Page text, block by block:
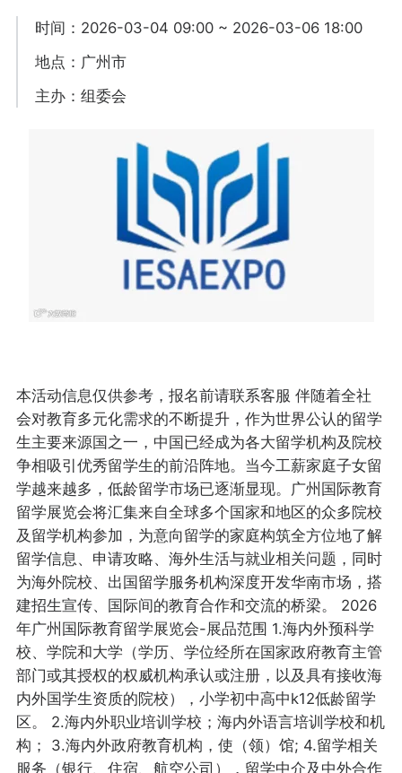
时间：2026-03-04 09:00 ~ 2026-03-06 18:00
地点：广州市
主办：组委会
本活动信息仅供参考，报名前请联系客服 伴随着全社
会对教育多元化需求的不断提升，作为世界公认的留学
生主要来源国之一，中国已经成为各大留学机构及院校
争相吸引优秀留学生的前沿阵地。当今工薪家庭子女留
学越来越多，低龄留学市场已逐渐显现。广州国际教育
留学展览会将汇集来自全球多个国家和地区的众多院校
及留学机构参加，为意向留学的家庭构筑全方位地了解
留学信息、申请攻略、海外生活与就业相关问题，同时
为海外院校、出国留学服务机构深度开发华南市场，搭
建招生宣传、国际间的教育合作和交流的桥梁。 2026
年广州国际教育留学展览会-展品范围 1.海内外预科学
校、学院和大学（学历、学位经所在国家政府教育主管
部门或其授权的权威机构承认或注册，以及具有接收海
内外国学生资质的院校），小学初中高中k12低龄留学
区。 2.海内外职业培训学校；海内外语言培训学校和机
构； 3.海内外政府教育机构，使（领）馆; 4.留学相关
服务（银行、住宿、航空公司），留学中介及中外合作